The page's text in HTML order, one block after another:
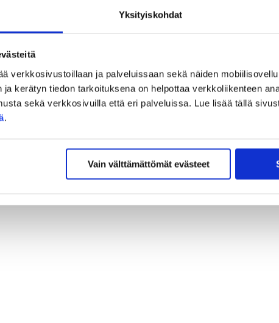
Yksityiskohdat
verkkosivustoillaan ja palveluissaan sekä näiden
ja kerätyn tiedon tarkoituksena on helpottaa verkkoliikenteen
sekä verkkosivuilla että eri palveluissa. Lue lisää tällä
.
Vain välttämättömät evästeet